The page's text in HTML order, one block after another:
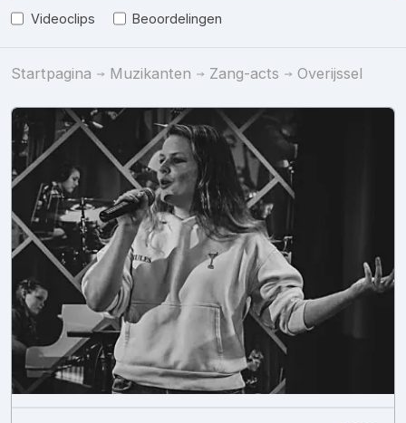
Videoclips Beoordelingen
Startpagina Muzikanten Zang-acts Overijssel